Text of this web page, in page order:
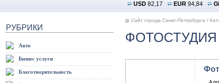
USD 82,17 EUR 94,84
РУБРИКИ
Авто
Бизнес услуги
Благотворительность
Сайт города Санкт-Петербурга /
ФОТОСТУДИЯ